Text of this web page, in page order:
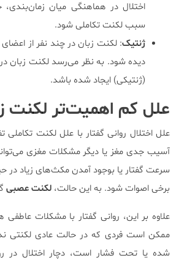
اختلال در هماهنگی میان
سبب لکنت تکاملی شود.
ژنتیک: لکنت زبان در چند نفر از
دیده شود. به نظر می‌رسد لکنت زبان در
(ژنتیکی) ایجاد شده باشد.
علل کم اهمیت‌تر لکنت
علل اختلال روانی گفتار با علل لکنت تکاملی
آسیب جدی مغز یا دیگر مشکلات مغزی
سرعت گفتار یا بوجود آمدن مکث‌های زیاد در
برخی اصوات شود. به این حالت، لکنت عصبی
علاوه بر این، روانی گفتار با مشکلات
ممکن است فردی که در حالت عادی لکنتی
شده یا تحت فشار است، دچار اختلال در